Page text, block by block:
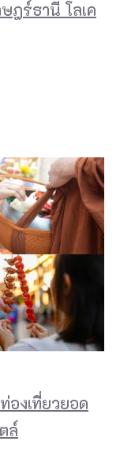
ฎร์ธานี โลเค
องเที่ยวยอด
ล์